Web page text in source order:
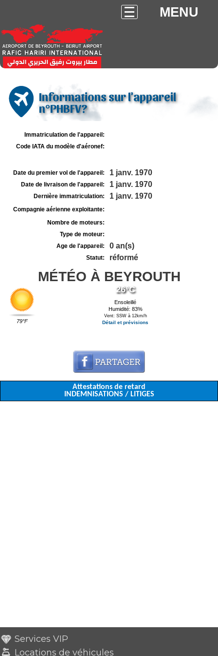
MENU
Informations sur l'appareil
n°PHBFV?
Immatriculation de l'appareil:
Code IATA du modèle d'aéronef:
Date du premier vol de l'appareil: 1 janv. 1970
Date de livraison de l'appareil: 1 janv. 1970
Dernière immatriculation: 1 janv. 1970
Compagnie aérienne exploitante:
Nombre de moteurs:
Type de moteur:
Age de l'appareil:
0 an(s)
Statut: réformé
MÉTÉO À BEYROUTH
79°F
26°C
Ensoleillé
Humidité: 83%
Vent: SSW à 12km/h
Détail et prévisions
Attestations de retard
INDEMNISATIONS / LITIGES
Services VIP
Locations de véhicules